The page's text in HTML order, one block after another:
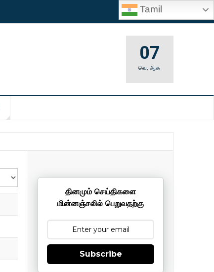
Tamil
07
வெ,ஆக
தினமும் செய்திகளை
மின்னஞ்சலில் பெறுவதற்கு
Subscribe